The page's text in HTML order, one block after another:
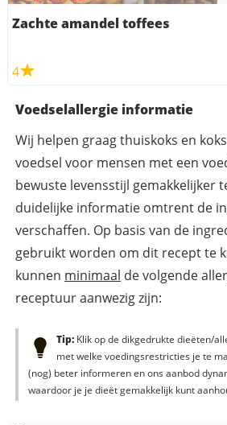
Zachte amandel toffees
4
Voedselallergie informatie
Wij helpen graag thuiskoks en
voedsel voor mensen met een
bewuste levensstijl gemakkelijker
duidelijke informatie omtrent de
verschaffen. Op basis van de
gebruikt worden om dit recept te
kunnen minimaal de volgende
receptuur aanwezig zijn:
Tip:Klik op de dikgedrukte dieëten/
met welke voedingsrestricties je te
(nog) beter informeren en ons aanbod
waardoor je je dieët gemakkelijk kunt